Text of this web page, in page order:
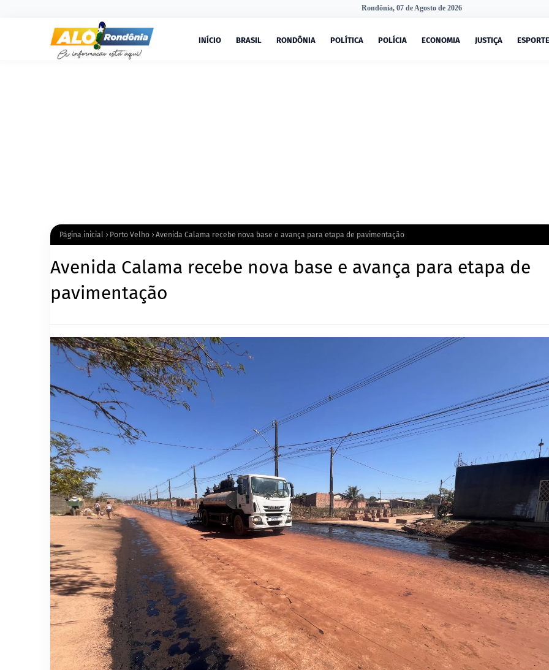
Rondônia, 07 de Agosto de 2026
INÍCIO BRASIL RONDÔNIA POLÍTICA POLÍCIA ECONOMIA JUSTIÇA ESPORTE
Página inicial Porto Velho Avenida Calama recebe nova base e avança para etapa de pavimentação
Avenida Calama recebe nova base e avança para etapa de
pavimentação